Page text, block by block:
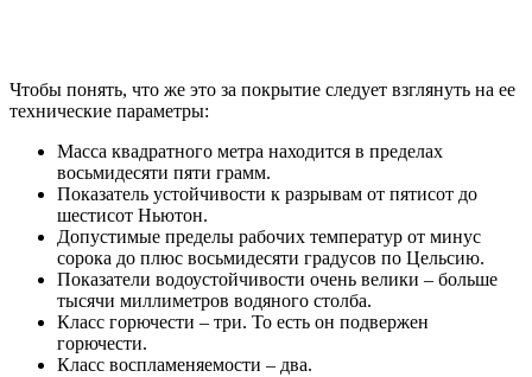
Чтобы понять, что же это за покрытие следует взглянуть на ее
технические параметры:
Масса квадратного метра находится в пределах
восьмидесяти пяти грамм.
Показатель устойчивости к разрывам от пятисот до
шестисот Ньютон.
Допустимые пределы рабочих температур от минус
сорока до плюс восьмидесяти градусов по Цельсию.
Показатели водоустойчивости очень велики – больше
тысячи миллиметров водяного столба.
Класс горючести – три. То есть он подвержен
горючести.
Класс воспламеняемости – два.